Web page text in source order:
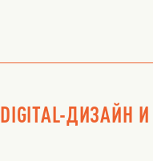
DIGITAL-ДИЗАЙН